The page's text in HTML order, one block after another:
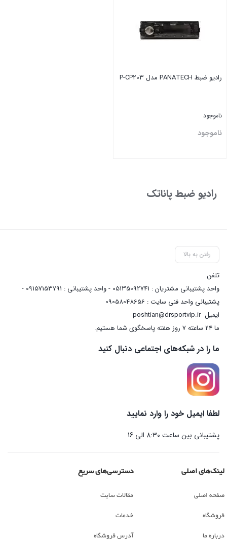
رادیو ضبط PANATECH مدل P-CP203
ناموجود
ناموجود
رادیو ضبط پاناتک
رفتن به بالا
تلفن
واحد پشتیبانی مشتریان : 05135092741 - واحد پشتیبانی : 09157153791 -
پشتیبانی واحد فنی سایت : 09058048656
ایمیلposhtian@drsportvip.ir
ما 24 ساعته 7 روز هفته پاسخگوی شما هستیم.
ما را در شبکه‌های اجتماعی دنبال کنید
لطفا ایمیل خود را وارد نمایید
پشتیبانی بین ساعت 8:30 الی 16
لینک‌های اصلی
صفحه اصلی
فروشگاه
درباره ما
دسترسی‌های سریع
مقالات سایت
خدمات
آدرس فروشگاه